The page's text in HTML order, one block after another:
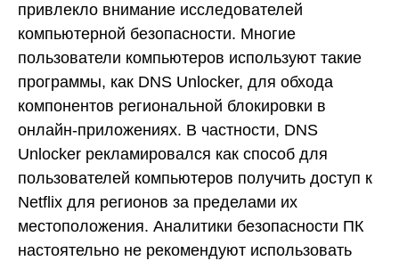
привлекло внимание исследователей
компьютерной безопасности. Многие
пользователи компьютеров используют такие
программы, как DNS Unlocker, для обхода
компонентов региональной блокировки в
онлайн-приложениях. В частности, DNS
Unlocker рекламировался как способ для
пользователей компьютеров получить доступ к
Netflix для регионов за пределами их
местоположения. Аналитики безопасности ПК
настоятельно не рекомендуют использовать